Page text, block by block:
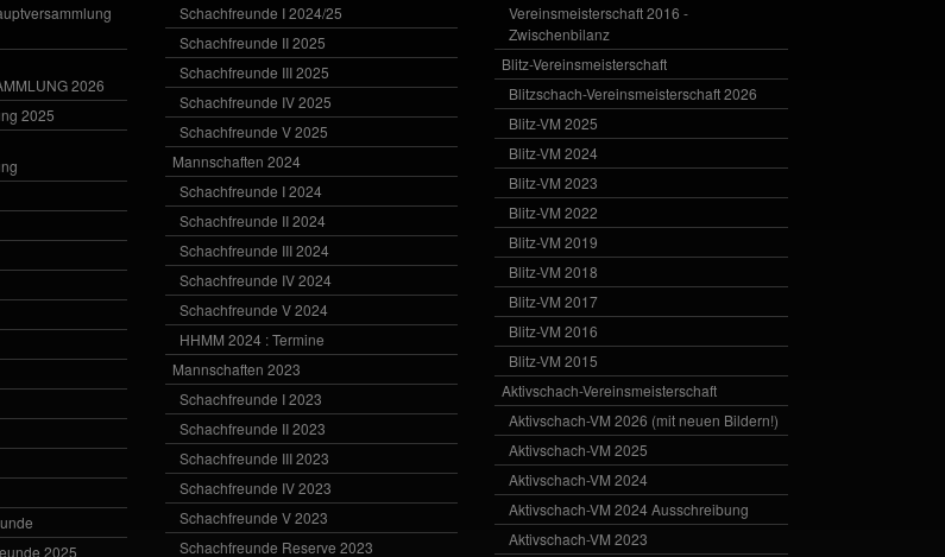
2026
2025
2025
Schachfreunde I 2024/25
Schachfreunde II 2025
Schachfreunde III 2025
Schachfreunde IV 2025
Schachfreunde V 2025
Mannschaften 2024
Schachfreunde I 2024
Schachfreunde II 2024
Schachfreunde III 2024
Schachfreunde IV 2024
Schachfreunde V 2024
HHMM 2024 : Termine
Mannschaften 2023
Schachfreunde I 2023
Schachfreunde II 2023
Schachfreunde III 2023
Schachfreunde IV 2023
Schachfreunde V 2023
Schachfreunde Reserve 2023
Vereinsmeisterschaft 2016 -
Zwischenbilanz
Blitz-Vereinsmeisterschaft
Blitzschach-Vereinsmeisterschaft 2026
Blitz-VM 2025
Blitz-VM 2024
Blitz-VM 2023
Blitz-VM 2022
Blitz-VM 2019
Blitz-VM 2018
Blitz-VM 2017
Blitz-VM 2016
Blitz-VM 2015
Aktivschach-Vereinsmeisterschaft
Aktivschach-VM 2026 (mit neuen Bildern!)
Aktivschach-VM 2025
Aktivschach-VM 2024
Aktivschach-VM 2024 Ausschreibung
Aktivschach-VM 2023